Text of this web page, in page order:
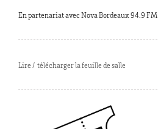
En partenariat avec Nova Bordeaux 94.9 FM
Lire / télécharger la feuille de salle